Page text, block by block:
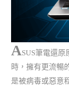
ASUS筆電還
時，擁有更流暢
是被病毒或惡意